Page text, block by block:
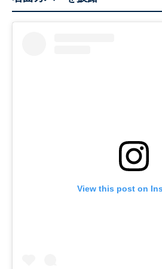
View this post on